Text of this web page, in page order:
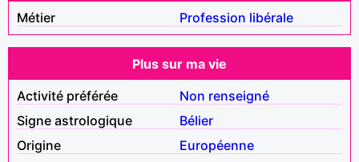
Métier
Profession libérale
Plus sur ma vie
Activité préférée
Non renseigné
Signe astrologique
Bélier
Origine
Européenne